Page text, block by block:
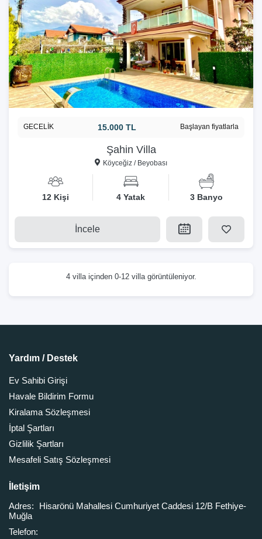
Şahin Villa
Köyceğiz / Beyobası
GECELİK 15.000 TL Başlayan fiyatlarla
12 Kişi 4 Yatak 3 Banyo
İncele
4 villa içinden 0-12 villa görüntüleniyor.
Yardım / Destek
Ev Sahibi Girişi
Havale Bildirim Formu
Kiralama Sözleşmesi
İptal Şartları
Gizlilik Şartları
Mesafeli Satış Sözleşmesi
İletişim
Adres:
Hisarönü Mahallesi Cumhuriyet Caddesi 12/B Fethiye-
Muğla
Telefon: